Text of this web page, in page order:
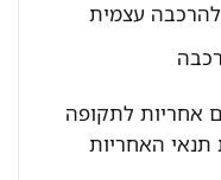
עצמית
אחריות לתקופה
האחריות